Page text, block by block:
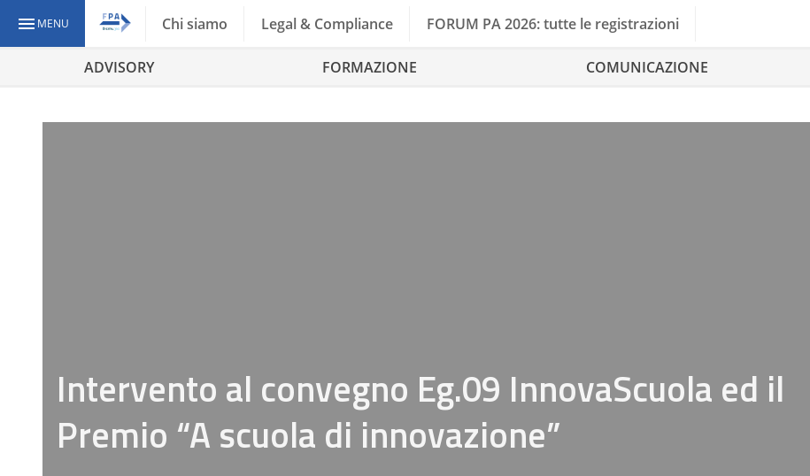
MENU Chi siamo Legal & Compliance FORUM PA 2026: tutte le registrazioni
ADVISORY FORMAZIONE COMUNICAZIONE
Intervento al convegno Eg.09 InnovaScuola ed il
Premio “A scuola di innovazione”